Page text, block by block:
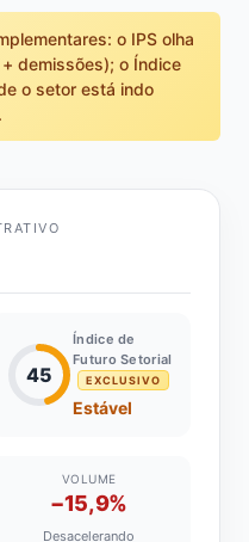
o IPS olha
demissões); o Índice
o setor está indo
45
Índice de
Futuro Setorial
EXCLUSIVO
Estável
VOLUME
−15,9%
Desacelerando